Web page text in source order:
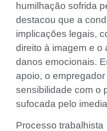
humilhação sofrida
destacou que a
implicações legais,
direito à imagem e o
danos emocionais.
apoio, o
sensibilidade com o
sufocada pelo
Processo trabalhista